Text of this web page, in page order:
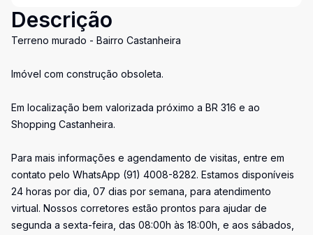
Descrição
Terreno murado - Bairro Castanheira
Imóvel com construção obsoleta.
Em localização bem valorizada próximo a BR 316 e ao
Shopping Castanheira.
Para mais informações e agendamento de visitas, entre em
contato pelo WhatsApp (91) 4008-8282. Estamos disponíveis
24 horas por dia, 07 dias por semana, para atendimento
virtual. Nossos corretores estão prontos para ajudar de
segunda a sexta-feira, das 08:00h às 18:00h, e aos sábados,